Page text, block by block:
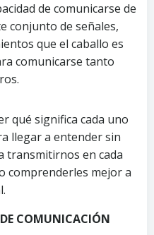
de comunicarse de
conjunto de señales,
que el caballo es
comunicarse tanto
qué significa cada uno
llegar a entender sin
transmitirnos en cada
comprenderles mejor a
COMUNICACIÓN